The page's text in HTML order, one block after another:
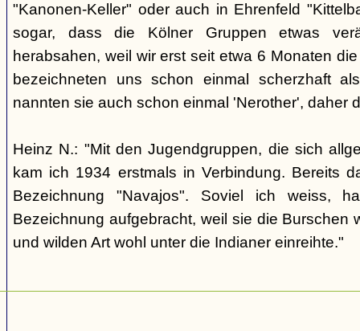
"Kanonen-Keller" oder auch in Ehrenfeld
sogar, dass die Kölner Gruppen etwas
herabsahen, weil wir erst seit etwa 6 Monaten
bezeichneten uns schon einmal scherzhaft
nannten sie auch schon einmal 'Nerother', daher
Heinz N.: "Mit den Jugendgruppen, die sich
kam ich 1934 erstmals in Verbindung. Bereits
Bezeichnung "Navajos". Soviel ich weiss,
Bezeichnung aufgebracht, weil sie die Burschen
und wilden Art wohl unter die Indianer einreihte."